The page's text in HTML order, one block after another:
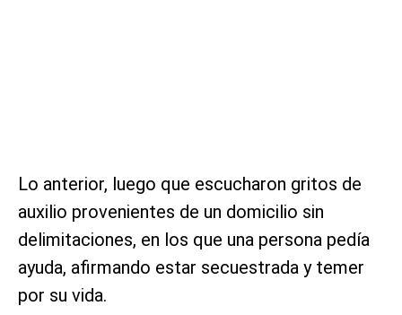
Lo anterior, luego que escucharon gritos de
auxilio provenientes de un domicilio sin
delimitaciones, en los que una persona pedía
ayuda, afirmando estar secuestrada y temer
por su vida.